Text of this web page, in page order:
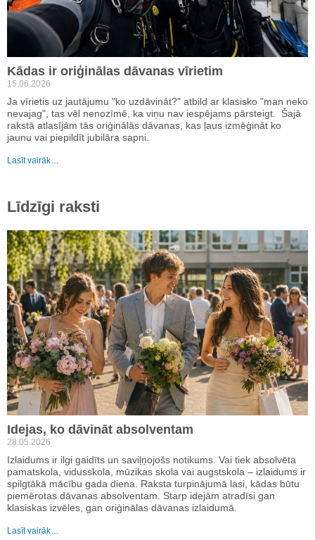
Kādas ir oriģinālas dāvanas vīrietim
15.06.2026
Ja vīrietis uz jautājumu "ko uzdāvināt?" atbild ar klasisko "man neko
nevajag", tas vēl nenozīmē, ka viņu nav iespējams pārsteigt. Šajā
rakstā atlasījām tās oriģinālās dāvanas, kas ļaus izmēģināt ko
jaunu vai piepildīt jubilāra sapni.
Lasīt vairāk…
Līdzīgi raksti
Idejas, ko dāvināt absolventam
28.05.2026
Izlaidums ir ilgi gaidīts un saviļņojošs notikums. Vai tiek absolvēta
pamatskola, vidusskola, mūzikas skola vai augstskola – izlaidums ir
spilgtākā mācību gada diena. Raksta turpinājumā lasi, kādas būtu
piemērotas dāvanas absolventam. Starp idejām atradīsi gan
klasiskas izvēles, gan oriģinālas dāvanas izlaidumā.
Lasīt vairāk…